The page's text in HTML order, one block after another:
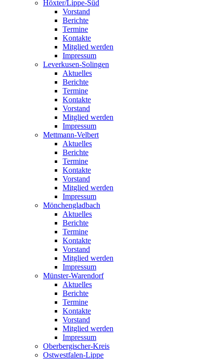
Höxter/Lippe-Süd
Vorstand
Berichte
Termine
Kontakte
Mitglied werden
Impressum
Leverkusen-Solingen
Aktuelles
Berichte
Termine
Kontakte
Vorstand
Mitglied werden
Impressum
Mettmann-Velbert
Aktuelles
Berichte
Termine
Kontakte
Vorstand
Mitglied werden
Impressum
Mönchengladbach
Aktuelles
Berichte
Termine
Kontakte
Vorstand
Mitglied werden
Impressum
Münster-Warendorf
Aktuelles
Berichte
Termine
Kontakte
Vorstand
Mitglied werden
Impressum
Oberbergischer-Kreis
Ostwestfalen-Lippe